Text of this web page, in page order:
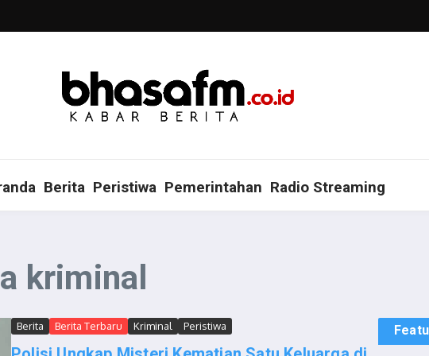
Berita Peristiwa Pemerintahan Radio Streaming
kriminal
Berita Berita Terbaru Kriminal Peristiwa